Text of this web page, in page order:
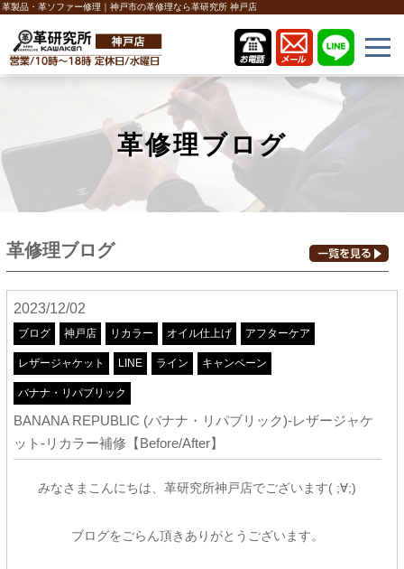
革製品・革ソファー修理｜神戸市の革修理なら革研究所 神戸店
革修理ブログ
革修理ブログ
2023/12/02
ブログ 神戸店 リカラー オイル仕上げ アフターケア
レザージャケット LINE ライン キャンペーン
バナナ・リパブリック
BANANA REPUBLIC (バナナ・リパブリック)-レザージャケ
ット-リカラー補修【Before/After】
みなさまこんにちは、革研究所神戸店でございます( ;∀;)
ブログをごらん頂きありがとうございます。